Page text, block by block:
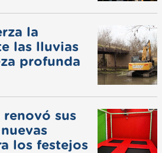
la
las lluvias
profunda
renovó sus
los festejos